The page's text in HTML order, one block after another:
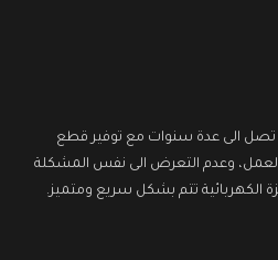
تصل الى عدة سنوات مع توفير قطع
العمل، وعدم التعرض الى نفس المشكلة
الكهربائية تتم بشكل سريع ومتميز.